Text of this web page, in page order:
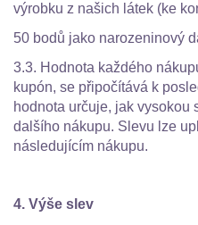
výrobku z našich látek (ke
50 bodů jako narozeninový
3.3. Hodnota každého
kupón, se připočítává k
hodnota určuje, jak vysokou
dalšího nákupu. Slevu lze
následujícím nákupu.
4. Výše ​​slev